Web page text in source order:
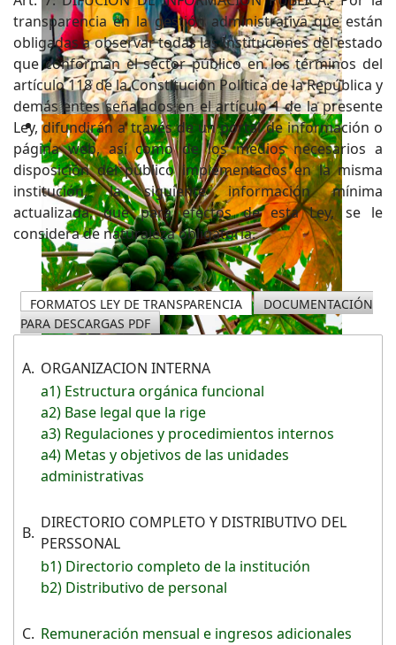
transparencia en la gestión administrativa que están
obligadas a observar todas las Instituciones del estado
que conforman el sector público en los términos del
artículo 118 de la Constitución Política de la República y
demás entes señalados en el artículo 1 de la presente
Ley, difundirán a través de un portal de información o
página web, así como de los medios necesarios a
disposición del público implementados en la misma
institución, la siguiente información mínima
actualizada, que para efectos de esta Ley, se le
considera de naturaleza obligatoria.
FORMATOS LEY DE TRANSPARENCIA
DOCUMENTACIÓN
PARA DESCARGAS PDF
A. ORGANIZACION INTERNA
a1) Estructura orgánica funcional
a2) Base legal que la rige
a3) Regulaciones y procedimientos internos
a4) Metas y objetivos de las unidades
administrativas
B.
DIRECTORIO COMPLETO Y DISTRIBUTIVO DEL
PERSSONAL
b1) Directorio completo de la institución
b2) Distributivo de personal
C. Remuneración mensual e ingresos adicionales